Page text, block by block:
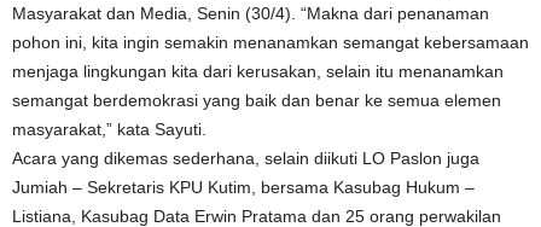
Masyarakat dan Media, Senin (30/4). “Makna dari penanaman
pohon ini, kita ingin semakin menanamkan semangat kebersamaan
menjaga lingkungan kita dari kerusakan, selain itu menanamkan
semangat berdemokrasi yang baik dan benar ke semua elemen
masyarakat,” kata Sayuti.
Acara yang dikemas sederhana, selain diikuti LO Paslon juga
Jumiah – Sekretaris KPU Kutim, bersama Kasubag Hukum –
Listiana, Kasubag Data Erwin Pratama dan 25 orang perwakilan